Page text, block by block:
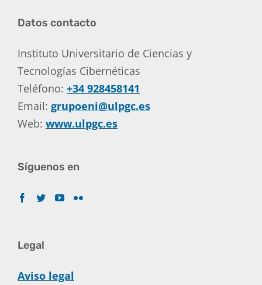
Datos contacto
Instituto Universitario de Ciencias y
Tecnologías Cibernéticas
Teléfono: +34 928458141
Email: grupoeni@ulpgc.es
Web: www.ulpgc.es
Síguenos en
Legal
Aviso legal